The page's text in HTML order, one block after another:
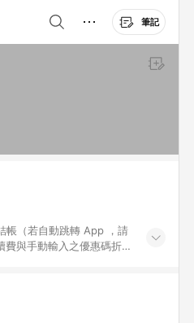
筆記
帳（若自動跳轉 App ，請
費與手動輸入之優惠碼折
7. 點數將於出貨後 45 天